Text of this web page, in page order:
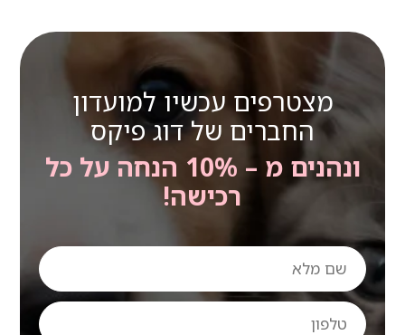
מצטרפים עכשיו למועדון
החברים של דוג פיקס
ונהנים מ – 10% הנחה על כל
רכישה!
שם
מלא
טלפון